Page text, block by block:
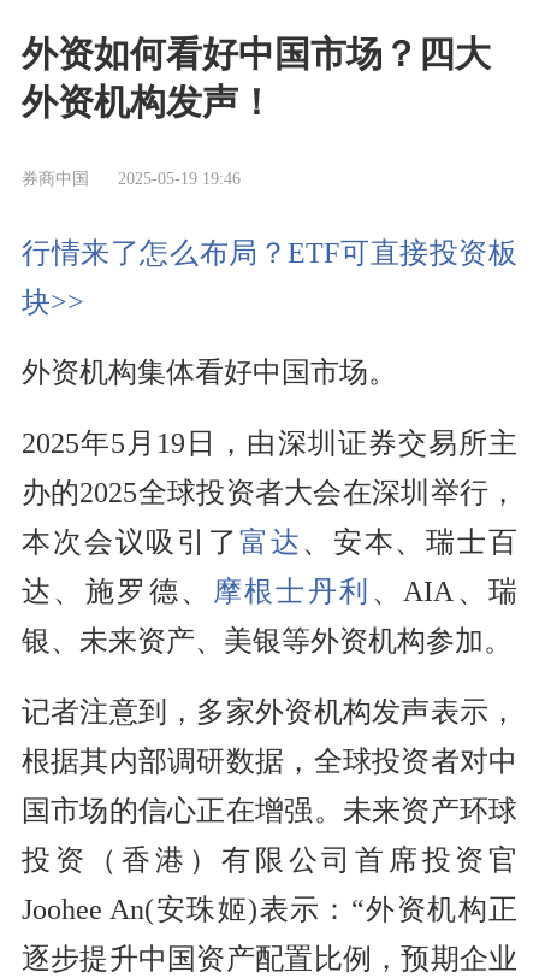
外资如何看好中国市场？四大
外资机构发声！
券商中国 2025-05-19 19:46
行情来了怎么布局？ETF可直接投资板
块>>
外资机构集体看好中国市场。
2025年5月19日，由深圳证券交易所主
办的2025全球投资者大会在深圳举行，
本次会议吸引了富达、安本、瑞士百
达、施罗德、 摩根士丹利 、AIA、瑞
银、未来资产、美银等外资机构参加。
记者注意到，多家外资机构发声表示，
根据其内部调研数据，全球投资者对中
国市场的信心正在增强。未来资产环球
投资（香港）有限公司首席投资官
Joohee An(安珠姬)表示：“外资机构正
逐步提升中国资产配置比例，预期企业